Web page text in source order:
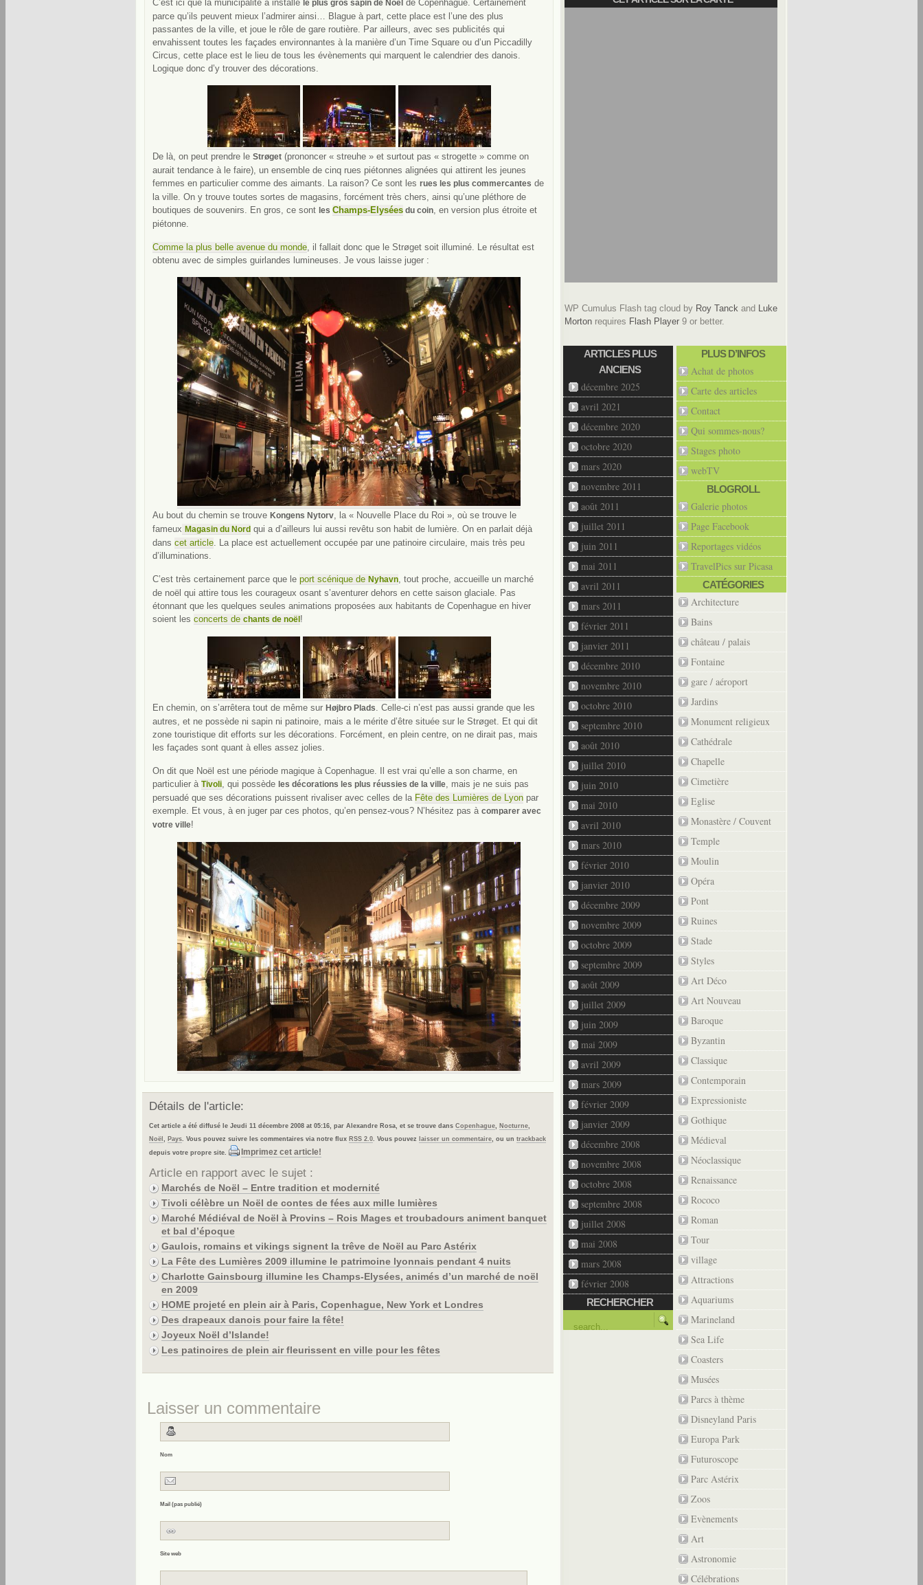
C’est ici que la municipalité a installé le plus gros sapin de Noël de Copenhague. Certainement
parce qu’ils peuvent mieux l’admirer ainsi… Blague à part, cette place est l’une des plus
passantes de la ville, et joue le rôle de gare routière. Par ailleurs, avec ses publicités qui
envahissent toutes les façades environnantes à la manière d’un Time Square ou d’un Piccadilly
Circus, cette place est le lieu de tous les évènements qui marquent le calendrier des danois.
Logique donc d’y trouver des décorations.
De là, on peut prendre le Strøget (prononcer « streuhe » et surtout pas « strogette » comme on
aurait tendance à le faire), un ensemble de cinq rues piétonnes alignées qui attirent les jeunes
femmes en particulier comme des aimants. La raison? Ce sont les rues les plus commercantes de
la ville. On y trouve toutes sortes de magasins, forcément très chers, ainsi qu’une pléthore de
boutiques de souvenirs. En gros, ce sont les Champs-Elysées du coin, en version plus étroite et
piétonne.
Comme la plus belle avenue du monde, il fallait donc que le Strøget soit illuminé. Le résultat est
obtenu avec de simples guirlandes lumineuses. Je vous laisse juger :
Au bout du chemin se trouve Kongens Nytorv, la « Nouvelle Place du Roi », où se trouve le
fameux Magasin du Nord qui a d’ailleurs lui aussi revêtu son habit de lumière. On en parlait déjà
dans cet article. La place est actuellement occupée par une patinoire circulaire, mais très peu
d’illuminations.
C’est très certainement parce que le port scénique de Nyhavn, tout proche, accueille un marché
de noël qui attire tous les courageux osant s’aventurer dehors en cette saison glaciale. Pas
étonnant que les quelques seules animations proposées aux habitants de Copenhague en hiver
soient les concerts de chants de noël !
En chemin, on s’arrêtera tout de même sur Højbro Plads. Celle-ci n’est pas aussi grande que les
autres, et ne possède ni sapin ni patinoire, mais a le mérite d’être située sur le Strøget. Et qui dit
zone touristique dit efforts sur les décorations. Forcément, en plein centre, on ne dirait pas, mais
les façades sont quant à elles assez jolies.
On dit que Noël est une période magique à Copenhague. Il est vrai qu’elle a son charme, en
particulier à Tivoli, qui possède les décorations les plus réussies de la ville, mais je ne suis pas
persuadé que ses décorations puissent rivaliser avec celles de la Fête des Lumières de Lyon par
exemple. Et vous, à en juger par ces photos, qu’en pensez-vous? N’hésitez pas à comparer avec
votre ville!
Détails de l'article:
Cet article a été diffusé le Jeudi 11 décembre 2008 at 05:16, par Alexandre Rosa, et se trouve dans Copenhague, Nocturne,
Noël , Pays. Vous pouvez suivre les commentaires via notre flux RSS 2.0. Vous pouvez laisser un commentaire, ou un trackback
depuis votre propre site.
Imprimez cet article!
Article en rapport avec le sujet :
Marchés de Noël – Entre tradition et modernité
Tivoli célèbre un Noël de contes de fées aux mille lumières
Marché Médiéval de Noël à Provins – Rois Mages et troubadours animent banquet
et bal d’époque
Gaulois, romains et vikings signent la trêve de Noël au Parc Astérix
La Fête des Lumières 2009 illumine le patrimoine lyonnais pendant 4 nuits
Charlotte Gainsbourg illumine les Champs-Elysées, animés d’un marché de noël
en 2009
HOME projeté en plein air à Paris, Copenhague, New York et Londres
Des drapeaux danois pour faire la fête!
Joyeux Noël d’Islande!
Les patinoires de plein air fleurissent en ville pour les fêtes
Laisser un commentaire
Nom
Mail (pas publié)
Site web
WP Cumulus Flash tag cloud by Roy Tanck and Luke
Morton requires Flash Player 9 or better.
ARTICLES PLUS
ANCIENS
décembre 2025
avril 2021
décembre 2020
octobre 2020
mars 2020
novembre 2011
août 2011
juillet 2011
juin 2011
mai 2011
avril 2011
mars 2011
février 2011
janvier 2011
décembre 2010
novembre 2010
octobre 2010
septembre 2010
août 2010
juillet 2010
juin 2010
mai 2010
avril 2010
mars 2010
février 2010
janvier 2010
décembre 2009
novembre 2009
octobre 2009
septembre 2009
août 2009
juillet 2009
juin 2009
mai 2009
avril 2009
mars 2009
février 2009
janvier 2009
décembre 2008
novembre 2008
octobre 2008
septembre 2008
juillet 2008
mai 2008
mars 2008
février 2008
RECHERCHER
PLUS D’INFOS
Achat de photos
Carte des articles
Contact
Qui sommes-nous?
Stages photo
webTV
BLOGROLL
Galerie photos
Page Facebook
Reportages vidéos
TravelPics sur Picasa
CATÉGORIES
Architecture
Bains
château / palais
Fontaine
gare / aéroport
Jardins
Monument religieux
Cathédrale
Chapelle
Cimetière
Eglise
Monastère / Couvent
Temple
Moulin
Opéra
Pont
Ruines
Stade
Styles
Art Déco
Art Nouveau
Baroque
Byzantin
Classique
Contemporain
Expressioniste
Gothique
Médieval
Néoclassique
Renaissance
Rococo
Roman
Tour
village
Attractions
Aquariums
Marineland
Sea Life
Coasters
Musées
Parcs à thème
Disneyland Paris
Europa Park
Futuroscope
Parc Astérix
Zoos
Evènements
Art
Astronomie
Célébrations